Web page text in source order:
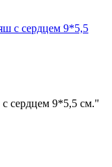
сердцем 9*5,5 см."